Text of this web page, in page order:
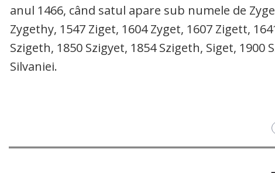
anul 1466, când satul apare sub numele de
Zygethy, 1547 Ziget, 1604 Zyget, 1607 Zigett,
Szigeth, 1850 Szigyet, 1854 Szigeth, Siget,
Silvaniei.